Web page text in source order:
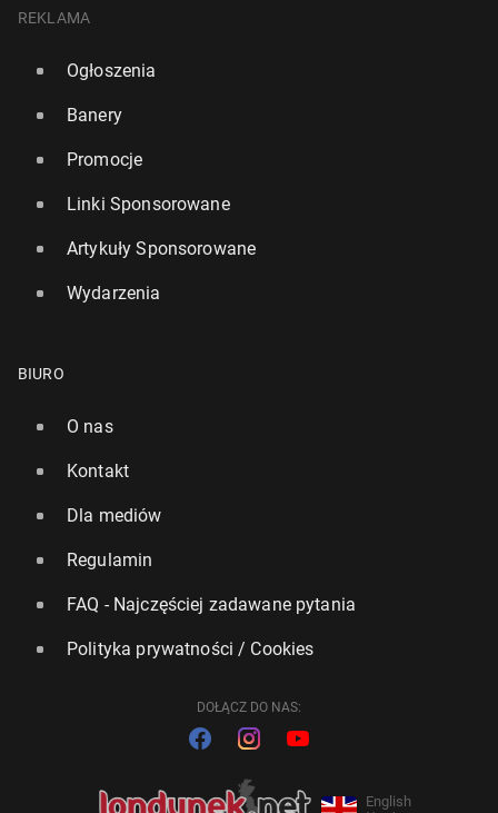
REKLAMA
Ogłoszenia
Banery
Promocje
Linki Sponsorowane
Artykuły Sponsorowane
Wydarzenia
BIURO
O nas
Kontakt
Dla mediów
Regulamin
FAQ - Najczęściej zadawane pytania
Polityka prywatności / Cookies
DOŁĄCZ DO NAS:
English